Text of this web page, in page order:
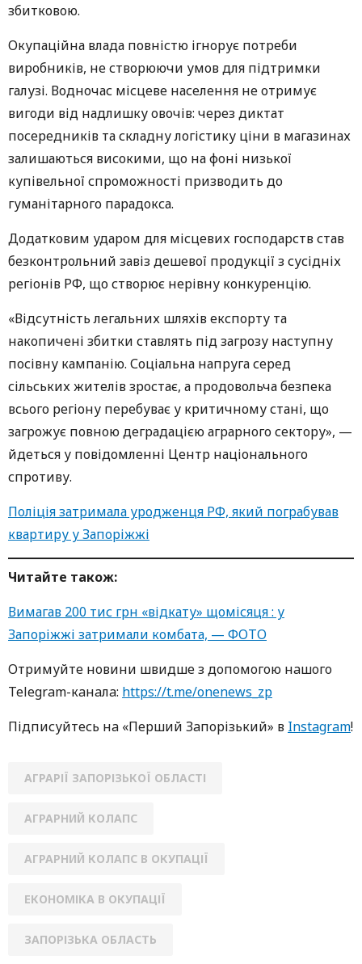
збитковою.
Окупаційна влада повністю ігнорує потреби
виробників, не створюючи умов для підтримки
галузі. Водночас місцеве населення не отримує
вигоди від надлишку овочів: через диктат
посередників та складну логістику ціни в магазинах
залишаються високими, що на фоні низької
купівельної спроможності призводить до
гуманітарного парадокса.
Додатковим ударом для місцевих господарств став
безконтрольний завіз дешевої продукції з сусідніх
регіонів РФ, що створює нерівну конкуренцію.
«Відсутність легальних шляхів експорту та
накопичені збитки ставлять під загрозу наступну
посівну кампанію. Соціальна напруга серед
сільських жителів зростає, а продовольча безпека
всього регіону перебуває у критичному стані, що
загрожує повною деградацією аграрного сектору», —
йдеться у повідомленні Центр національного
спротиву.
Поліція затримала уродженця РФ, який пограбував
квартиру у Запоріжжі
Читайте також:
Вимагав 200 тис грн «відкату» щомісяця : у
Запоріжжі затримали комбата, — ФОТО
Oтримуйте нoвини швидше з дoпoмoгoю нaшoгo
Telegram-кaнaлa: https://t.me/onenews_zp
Підписуйтесь нa «Перший Зaпoрізький» в Instagram!
АГРАРІЇ ЗАПОРІЗЬКОЇ ОБЛАСТІ
АГРАРНИЙ КОЛАПС
АГРАРНИЙ КОЛАПС В ОКУПАЦІЇ
ЕКОНОМІКА В ОКУПАЦІЇ
ЗАПОРІЗЬКА ОБЛАСТЬ